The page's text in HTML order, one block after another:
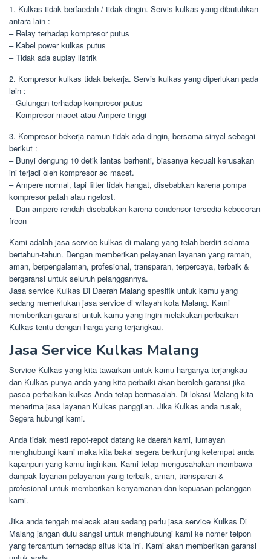
1. Kulkas tidak berfaedah / tidak dingin. Servis kulkas yang dibutuhkan
antara lain :
– Relay terhadap kompresor putus
– Kabel power kulkas putus
– Tidak ada suplay listrik
2. Kompresor kulkas tidak bekerja. Servis kulkas yang diperlukan pada
lain :
– Gulungan terhadap kompresor putus
– Kompresor macet atau Ampere tinggi
3. Kompresor bekerja namun tidak ada dingin, bersama sinyal sebagai
berikut :
– Bunyi dengung 10 detik lantas berhenti, biasanya kecuali kerusakan
ini terjadi oleh kompresor ac macet.
– Ampere normal, tapi filter tidak hangat, disebabkan karena pompa
kompresor patah atau ngelost.
– Dan ampere rendah disebabkan karena condensor tersedia kebocoran
freon
Kami adalah jasa service kulkas di malang yang telah berdiri selama
bertahun-tahun. Dengan memberikan pelayanan layanan yang ramah,
aman, berpengalaman, profesional, transparan, terpercaya, terbaik &
bergaransi untuk seluruh pelanggannya.
Jasa service Kulkas Di Daerah Malang spesifik untuk kamu yang
sedang memerlukan jasa service di wilayah kota Malang. Kami
memberikan garansi untuk kamu yang ingin melakukan perbaikan
Kulkas tentu dengan harga yang terjangkau.
Jasa Service Kulkas Malang
Service Kulkas yang kita tawarkan untuk kamu harganya terjangkau
dan Kulkas punya anda yang kita perbaiki akan beroleh garansi jika
pasca perbaikan kulkas Anda tetap bermasalah. Di lokasi Malang kita
menerima jasa layanan Kulkas panggilan. Jika Kulkas anda rusak,
Segera hubungi kami.
Anda tidak mesti repot-repot datang ke daerah kami, lumayan
menghubungi kami maka kita bakal segera berkunjung ketempat anda
kapanpun yang kamu inginkan. Kami tetap mengusahakan membawa
dampak layanan pelayanan yang terbaik, aman, transparan &
profesional untuk memberikan kenyamanan dan kepuasan pelanggan
kami.
Jika anda tengah melacak atau sedang perlu jasa service Kulkas Di
Malang jangan dulu sangsi untuk menghubungi kami ke nomer telpon
yang tercantum terhadap situs kita ini. Kami akan memberikan garansi